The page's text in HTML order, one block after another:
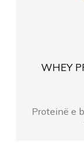
WHEY
Proteinë e